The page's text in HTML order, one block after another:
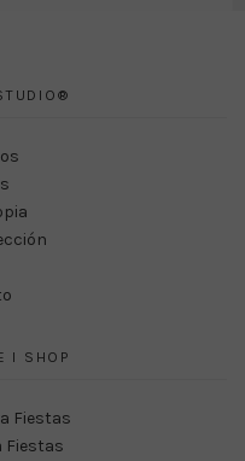
I SHOP
Fiestas
Fiestas